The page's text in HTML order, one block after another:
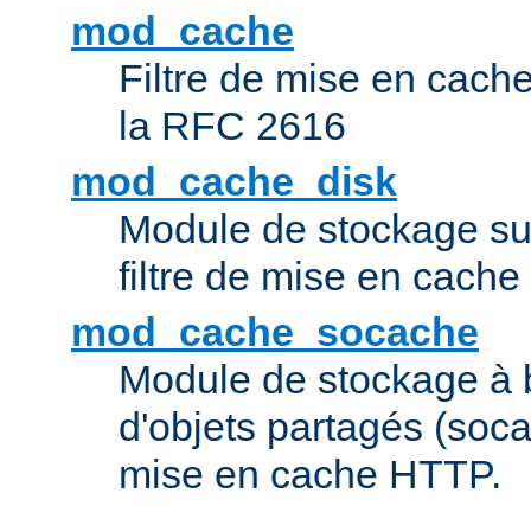
mod_cache
Filtre de mise en
la RFC 2616
mod_cache_disk
Module de stockage
filtre de mise en cache
mod_cache_socache
Module de stockage à
d'objets partagés
mise en cache HTTP.